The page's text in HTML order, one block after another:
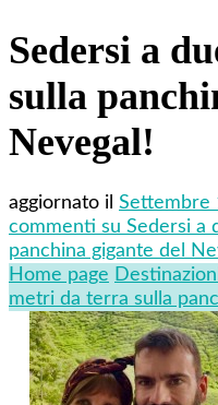
Sedersi a
sulla
Nevegal!
aggiornato il Settembre
commenti su Sedersi a
panchina gigante del
Home page
metri da terra sulla